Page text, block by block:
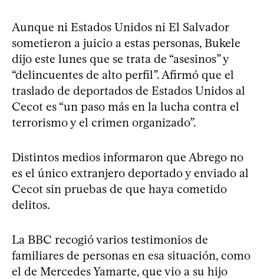
Aunque ni Estados Unidos ni El Salvador
sometieron a juicio a estas personas, Bukele
dijo este lunes que se trata de “asesinos” y
“delincuentes de alto perfil”. Afirmó que el
traslado de deportados de Estados Unidos al
Cecot es “un paso más en la lucha contra el
terrorismo y el crimen organizado”.
Distintos medios informaron que Abrego no
es el único extranjero deportado y enviado al
Cecot sin pruebas de que haya cometido
delitos.
La BBC recogió varios testimonios de
familiares de personas en esa situación, como
el de Mercedes Yamarte, que vio a su hijo